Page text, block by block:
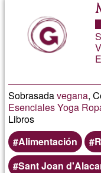
Sobrasadavegana,
EsencialesYoga
Libros
Alimentación
Sant Joan